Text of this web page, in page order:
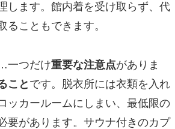
します。館内着を受け取らず、代
こともできます。
一つだけ重要な注意点がありま
ことです。脱衣所には衣類を入れ
ッカールームにしまい、最低限の
要があります。サウナ付きのカプ